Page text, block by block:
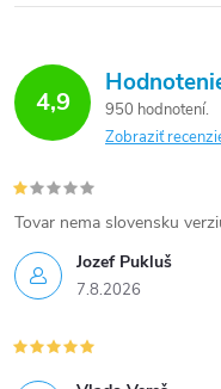
4,9
950 hodnotení
Zobraziť
Jozef Pukluš
7.8.2026
Tovar nema slovensku